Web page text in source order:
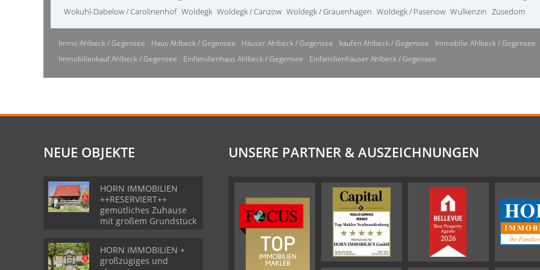
Wokuhl-Dabelow / Carolinenhof Woldegk Woldegk / Canzow Woldegk / Grauenhagen Woldegk / Pasenow Wulkenzin Züsedom
Immo Ahlbeck / Gegensee Haus Ahlbeck / Gegensee Häuser Ahlbeck / Gegensee kaufen Ahlbeck / Gegensee
Immobilie Ahlbeck / Gegensee
Immobilienkauf Ahlbeck / Gegensee
Einfamilienhaus Ahlbeck / Gegensee Einfamilienhäuser Ahlbeck / Gegensee
NEUE OBJEKTE
HORN IMMOBILIEN
++RESERVIERT++
gemütliches Zuhause
mit großem Grundstück
HORN IMMOBILIEN +
großzügiges und
UNSERE PARTNER & AUSZEICHNUNGEN